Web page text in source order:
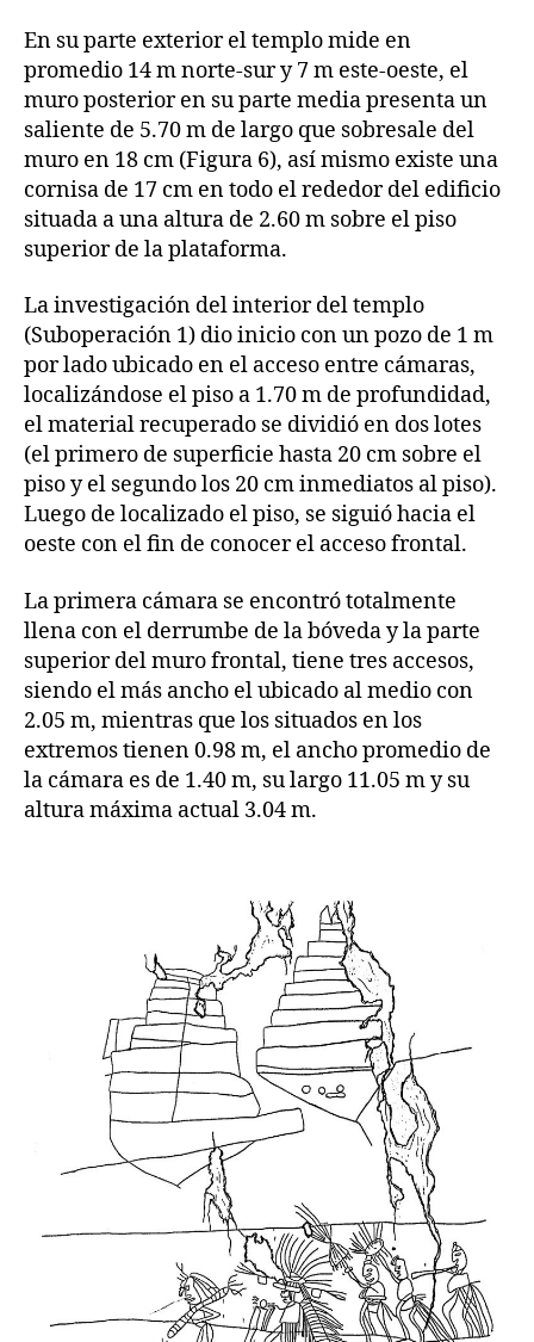
En su parte exterior el templo mide en
promedio 14 m norte-sur y 7 m este-oeste, el
muro posterior en su parte media presenta un
saliente de 5.70 m de largo que sobresale del
muro en 18 cm (Figura 6), así mismo existe una
cornisa de 17 cm en todo el rededor del edificio
situada a una altura de 2.60 m sobre el piso
superior de la plataforma.
La investigación del interior del templo
(Suboperación 1) dio inicio con un pozo de 1 m
por lado ubicado en el acceso entre cámaras,
localizándose el piso a 1.70 m de profundidad,
el material recuperado se dividió en dos lotes
(el primero de superficie hasta 20 cm sobre el
piso y el segundo los 20 cm inmediatos al piso).
Luego de localizado el piso, se siguió hacia el
oeste con el fin de conocer el acceso frontal.
La primera cámara se encontró totalmente
llena con el derrumbe de la bóveda y la parte
superior del muro frontal, tiene tres accesos,
siendo el más ancho el ubicado al medio con
2.05 m, mientras que los situados en los
extremos tienen 0.98 m, el ancho promedio de
la cámara es de 1.40 m, su largo 11.05 m y su
altura máxima actual 3.04 m.